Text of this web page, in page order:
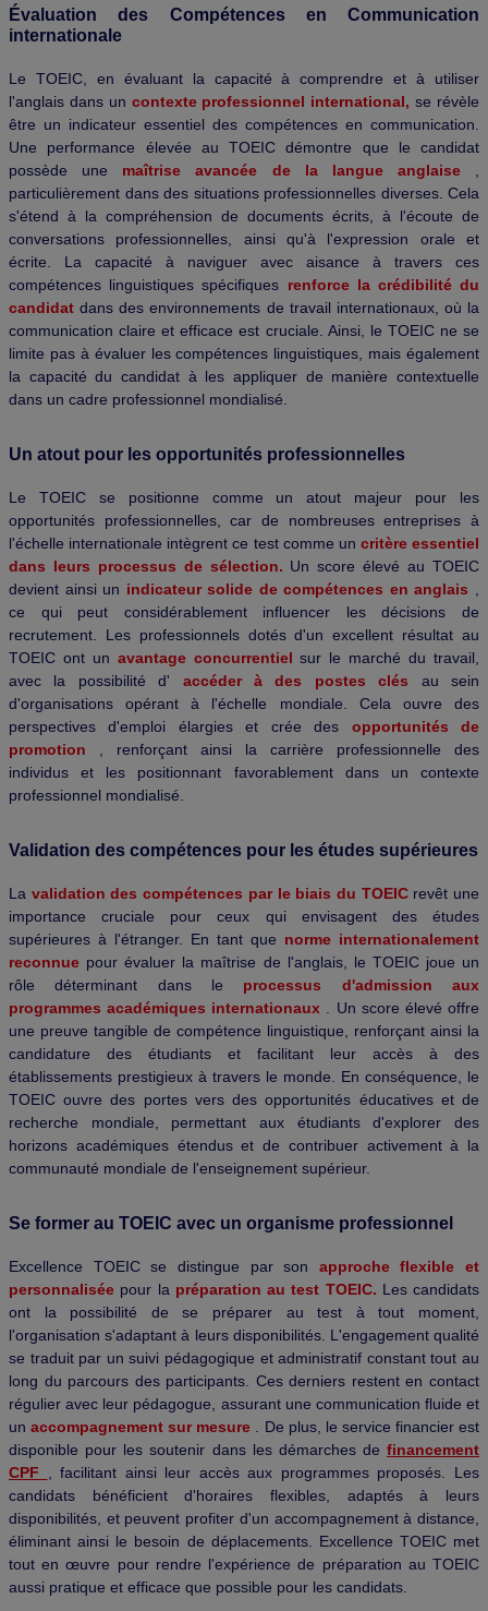
Évaluation des Compétences en Communication
internationale
Le TOEIC, en évaluant la capacité à comprendre et à utiliser
l'anglais dans un contexte professionnel international, se révèle
être un indicateur essentiel des compétences en communication.
Une performance élevée au TOEIC démontre que le candidat
possède une maîtrise avancée de la langue anglaise,
particulièrement dans des situations professionnelles diverses. Cela
s'étend à la compréhension de documents écrits, à l'écoute de
conversations professionnelles, ainsi qu'à l'expression orale et
écrite. La capacité à naviguer avec aisance à travers ces
compétences linguistiques spécifiques renforce la crédibilité du
candidat dans des environnements de travail internationaux, où la
communication claire et efficace est cruciale. Ainsi, le TOEIC ne se
limite pas à évaluer les compétences linguistiques, mais également
la capacité du candidat à les appliquer de manière contextuelle
dans un cadre professionnel mondialisé.
Un atout pour les opportunités professionnelles
Le TOEIC se positionne comme un atout majeur pour les
opportunités professionnelles, car de nombreuses entreprises à
l'échelle internationale intègrent ce test comme un critère essentiel
dans leurs processus de sélection. Un score élevé au TOEIC
devient ainsi un indicateur solide de compétences en anglais
ce qui peut considérablement influencer les décisions de
recrutement. Les professionnels dotés d'un excellent résultat au
TOEIC ont un avantage concurrentiel sur le marché du travail,
avec la possibilité d' accéder à des postes clés au sein
d'organisations opérant à l'échelle mondiale. Cela ouvre des
perspectives d'emploi élargies et crée des opportunités de
promotion , renforçant ainsi la carrière professionnelle des
individus et les positionnant favorablement dans un contexte
professionnel mondialisé.
Validation des compétences pour les études supérieures
La validation des compétences par le biais du TOEICrevêt une
importance cruciale pour ceux qui envisagent des études
supérieures à l'étranger. En tant que norme internationalement
reconnue pour évaluer la maîtrise de l'anglais, le TOEIC joue un
rôle déterminant dans le processus d'admission aux
programmes académiques internationaux . Un score élevé offre
une preuve tangible de compétence linguistique, renforçant ainsi la
candidature des étudiants et facilitant leur accès à des
établissements prestigieux à travers le monde. En conséquence, le
TOEIC ouvre des portes vers des opportunités éducatives et de
recherche mondiale, permettant aux étudiants d'explorer des
horizons académiques étendus et de contribuer activement à la
communauté mondiale de l'enseignement supérieur.
Se former au TOEIC avec un organisme professionnel
Excellence TOEIC se distingue par son approche flexible et
personnalisée pour la préparation au test TOEIC. Les candidats
ont la possibilité de se préparer au test à tout moment,
l'organisation s'adaptant à leurs disponibilités. L'engagement qualité
se traduit par un suivi pédagogique et administratif constant tout au
long du parcours des participants. Ces derniers restent en contact
régulier avec leur pédagogue, assurant une communication fluide et
unaccompagnement sur mesure . De plus, le service financier est
disponible pour les soutenir dans les démarches de financement
CPF
, facilitant ainsi leur accès aux programmes proposés. Les
candidats bénéficient d'horaires flexibles, adaptés à leurs
disponibilités, et peuvent profiter d'un accompagnement à distance,
éliminant ainsi le besoin de déplacements. Excellence TOEIC met
tout en œuvre pour rendre l'expérience de préparation au TOEIC
aussi pratique et efficace que possible pour les candidats.